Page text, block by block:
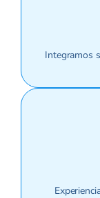
Integramos